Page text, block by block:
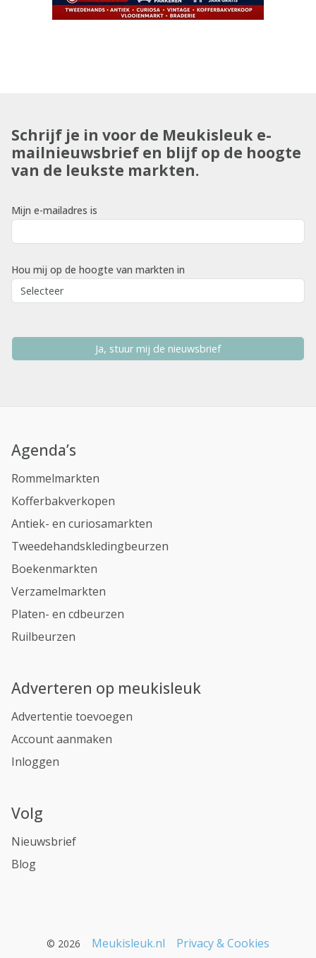
Schrijf je in voor de Meukisleuk e-
mailnieuwsbrief en blijf op de hoogte
van de leukste markten.
Mijn e-mailadres is
Hou mij op de hoogte van markten in
Ja, stuur mij de nieuwsbrief
Agenda’s
Rommelmarkten
Kofferbakverkopen
Antiek- en curiosamarkten
Tweedehandskledingbeurzen
Boekenmarkten
Verzamelmarkten
Platen- en cdbeurzen
Ruilbeurzen
Adverteren op meukisleuk
Advertentie toevoegen
Account aanmaken
Inloggen
Volg
Nieuwsbrief
Blog
© 2026 Meukisleuk.nl Privacy & Cookies